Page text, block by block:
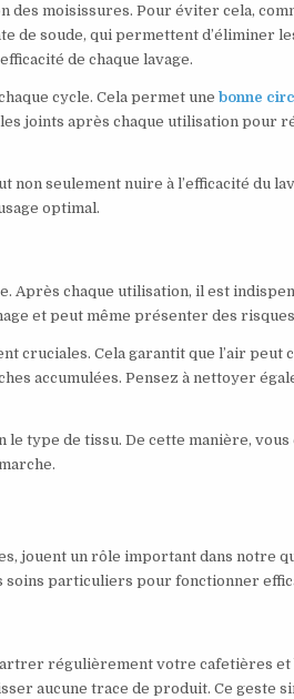
des moisissures. Pour éviter cela,
de soude, qui permettent d’éliminer
de chaque lavage.
cycle. Cela permet unebonne
joints après chaque utilisation pour
seulement nuire à l’efficacité du
optimal.
Après chaque utilisation, il est
et peut même présenter des risques
cruciales. Cela garantit que l’air peut
accumulées. Pensez à nettoyer
type de tissu. De cette manière, vous
jouent un rôle important dans notre
particuliers pour fonctionner
régulièrement votre cafetières
aucune trace de produit. Ce geste